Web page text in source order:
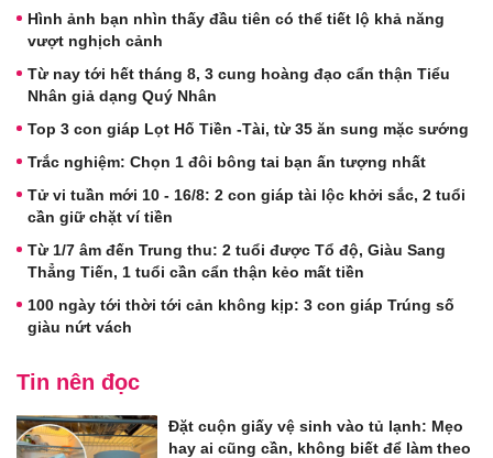
Hình ảnh bạn nhìn thấy đầu tiên có thể tiết lộ khả năng
vượt nghịch cảnh
Từ nay tới hết tháng 8, 3 cung hoàng đạo cẩn thận Tiểu
Nhân giả dạng Quý Nhân
Top 3 con giáp Lọt Hố Tiền -Tài, từ 35 ăn sung mặc sướng
Trắc nghiệm: Chọn 1 đôi bông tai bạn ấn tượng nhất
Tử vi tuần mới 10 - 16/8: 2 con giáp tài lộc khởi sắc, 2 tuổi
cần giữ chặt ví tiền
Từ 1/7 âm đến Trung thu: 2 tuổi được Tổ độ, Giàu Sang
Thẳng Tiến, 1 tuổi cần cẩn thận kẻo mất tiền
100 ngày tới thời tới cản không kịp: 3 con giáp Trúng số
giàu nứt vách
Tin nên đọc
Đặt cuộn giấy vệ sinh vào tủ lạnh: Mẹo
hay ai cũng cần, không biết để làm theo